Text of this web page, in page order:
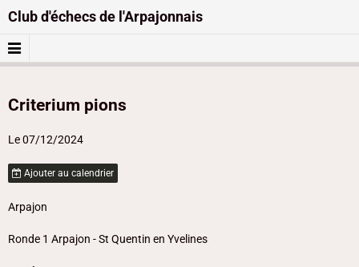
Club d'échecs de l'Arpajonnais
Criterium pions
Le 07/12/2024
Ajouter au calendrier
Arpajon
Ronde 1 Arpajon - St Quentin en Yvelines